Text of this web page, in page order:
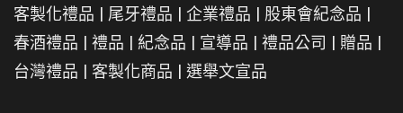
客製化禮品 | 尾牙禮品 | 企業禮品 | 股東會紀念品 |
春酒禮品 | 禮品 | 紀念品 | 宣導品 | 禮品公司 | 贈品 |
台灣禮品 | 客製化商品 | 選舉文宣品